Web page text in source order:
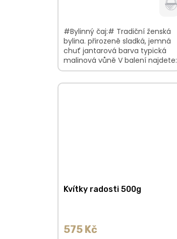
#Bylinný čaj:# Tradiční ženská
bylina. přirozeně sladká, jemná
chuť jantarová barva typická
malinová vůně V balení najdete:
Malina list100%
Kvítky radosti 500g
575 Kč